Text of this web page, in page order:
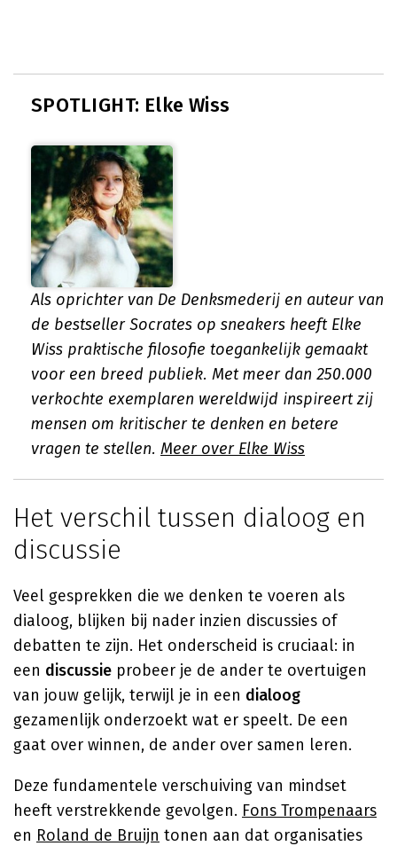
SPOTLIGHT: Elke Wiss
Als oprichter van De Denksmederij en auteur van
de bestseller Socrates op sneakers heeft Elke
Wiss praktische filosofie toegankelijk gemaakt
voor een breed publiek. Met meer dan 250.000
verkochte exemplaren wereldwijd inspireert zij
mensen om kritischer te denken en betere
vragen te stellen. Meer over Elke Wiss
Het verschil tussen dialoog en
discussie
Veel gesprekken die we denken te voeren als
dialoog, blijken bij nader inzien discussies of
debatten te zijn. Het onderscheid is cruciaal: in
een discussie probeer je de ander te overtuigen
van jouw gelijk, terwijl je in een dialoog
gezamenlijk onderzoekt wat er speelt. De een
gaat over winnen, de ander over samen leren.
Deze fundamentele verschuiving van mindset
heeft verstrekkende gevolgen. Fons Trompenaars
en Roland de Bruijn tonen aan dat organisaties